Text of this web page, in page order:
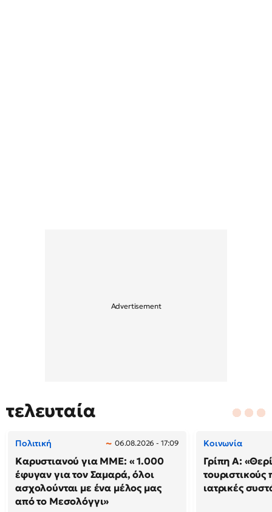
τελευταία
Πολιτική 06.08.2026 - 17:09
Καρυστιανού για ΜΜΕ: « 1.000
έφυγαν για τον Σαμαρά, όλοι
ασχολούνται με ένα μέλος μας
από το Μεσολόγγι»
Κοινωνία
Γρίπη Α:
ιατρικές